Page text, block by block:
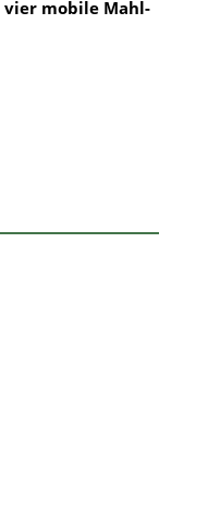
vier mobile Mahl-